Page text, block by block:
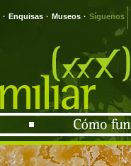
· Enquisas · Museos · Síguenos